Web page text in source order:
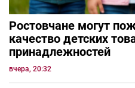
Ростовчане могут
качество детских
принадлежностей
вчера, 20:32